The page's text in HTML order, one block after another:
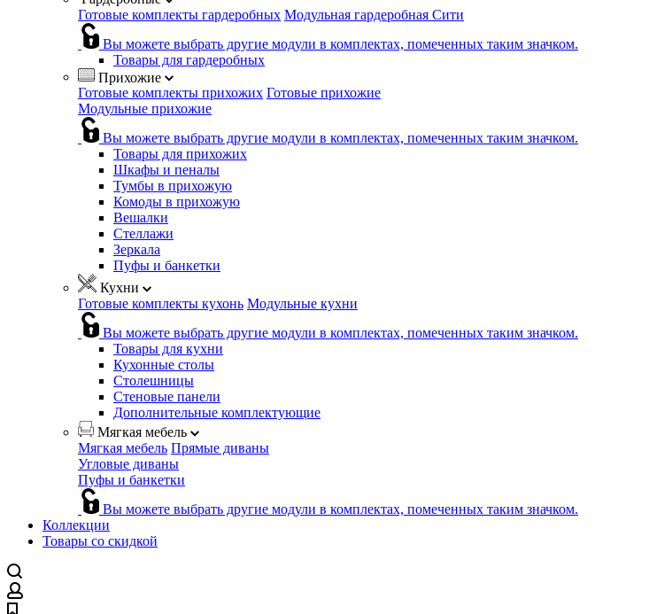
Готовые комплекты гардеробных Модульная гардеробная Сити
Вы можете выбрать другие модули в комплектах, помеченных таким значком.
Товары для гардеробных
Прихожие
Готовые комплекты прихожих Готовые прихожие
Модульные прихожие
Вы можете выбрать другие модули в комплектах, помеченных таким значком.
Товары для прихожих
Шкафы и пеналы
Тумбы в прихожую
Комоды в прихожую
Вешалки
Стеллажи
Зеркала
Пуфы и банкетки
Кухни
Готовые комплекты кухонь Модульные кухни
Вы можете выбрать другие модули в комплектах, помеченных таким значком.
Товары для кухни
Кухонные столы
Столешницы
Стеновые панели
Дополнительные комплектующие
Мягкая мебель
Мягкая мебель Прямые диваны
Угловые диваны
Пуфы и банкетки
Вы можете выбрать другие модули в комплектах, помеченных таким значком.
Коллекции
Товары со скидкой